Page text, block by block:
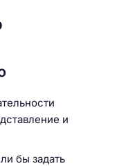
и
бы задать